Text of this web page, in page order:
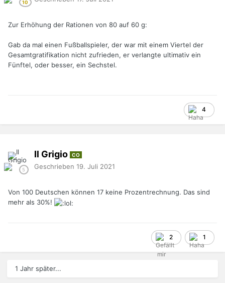
Zur Erhöhung der Rationen von 80 auf 60 g:
Gab da mal einen Fußballspieler, der war mit einem Viertel der
Gesamtgratifikation nicht zufrieden, er verlangte ultimativ ein
Fünftel, oder besser, ein Sechstel.
4
Il Grigio CO
Geschrieben 19. Juli 2021
Von 100 Deutschen können 17 keine Prozentrechnung. Das sind
mehr als 30%!
2 1
1 Jahr später...